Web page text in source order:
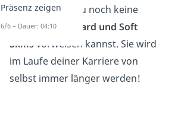
Sorgen, wenn du noch keine
lange Liste an
Hard und Soft
Skills vorweisen kannst. Sie wird
im Laufe deiner Karriere von
selbst immer länger werden!
Präsenz zeigen
6/6 – Dauer: 04:10